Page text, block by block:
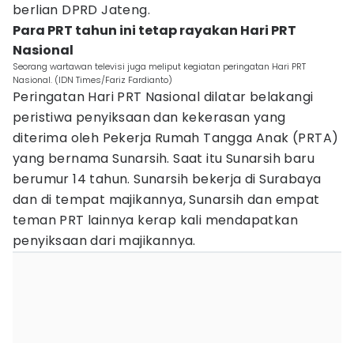
berlian DPRD Jateng.
Para PRT tahun ini tetap rayakan Hari PRT
Nasional
Seorang wartawan televisi juga meliput kegiatan peringatan Hari PRT
Nasional. (IDN Times/Fariz Fardianto)
Peringatan Hari PRT Nasional dilatar belakangi
peristiwa penyiksaan dan kekerasan yang
diterima oleh Pekerja Rumah Tangga Anak (PRTA)
yang bernama Sunarsih. Saat itu Sunarsih baru
berumur 14 tahun. Sunarsih bekerja di Surabaya
dan di tempat majikannya, Sunarsih dan empat
teman PRT lainnya kerap kali mendapatkan
penyiksaan dari majikannya.